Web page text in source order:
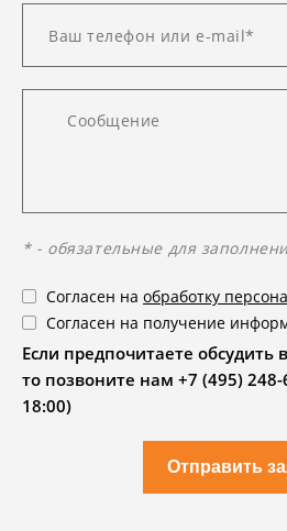
* - обязательные для
Согласен на обработку
Согласен на получение
Если предпочитаете обсудить
то позвоните нам +7 (495)
18:00)
Отправить